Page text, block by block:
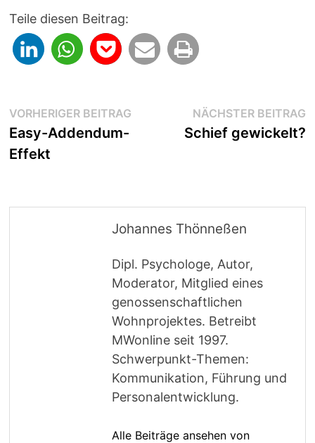
Teile diesen Beitrag:
Beitragsnavigation
VORHERIGER BEITRAG Vorheriger
Easy-Addendum-
Effekt
NÄCHSTER BEITRAG
Schief gewickelt?
Johannes Thönneßen
Dipl. Psychologe, Autor,
Moderator, Mitglied eines
genossenschaftlichen
Wohnprojektes. Betreibt
MWonline seit 1997.
Schwerpunkt-Themen:
Kommunikation, Führung und
Personalentwicklung.
Alle Beiträge ansehen von